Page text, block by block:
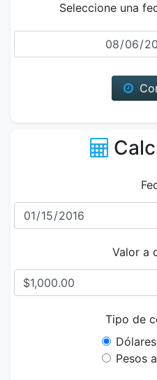
Seleccione una
Valor a
Tipo de
Pesos